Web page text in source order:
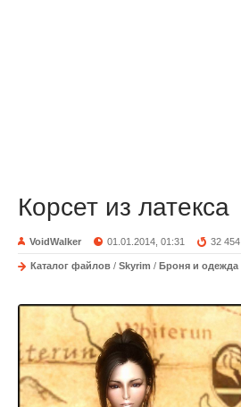
Корсет из латекса
VoidWalker 01.01.2014, 01:31 32 454
Каталог файлов / Skyrim / Броня и одежда